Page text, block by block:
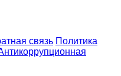
связь Политика